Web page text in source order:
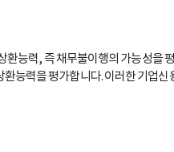
능력, 즉 채무불이행의 가능성을
능력을 평가합니다. 이러한 기업